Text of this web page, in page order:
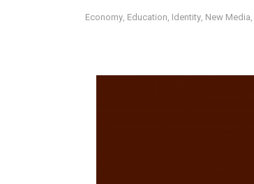
Economy Education Identity New Media